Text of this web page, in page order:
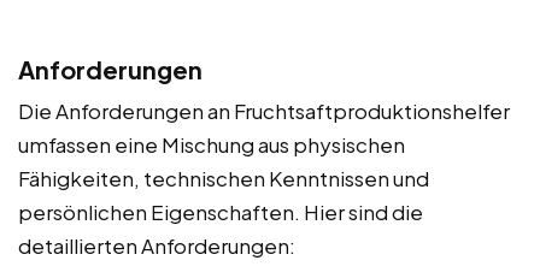
Anforderungen
Die Anforderungen an Fruchtsaftproduktionshelfer
umfassen eine Mischung aus physischen
Fähigkeiten, technischen Kenntnissen und
persönlichen Eigenschaften. Hier sind die
detaillierten Anforderungen: